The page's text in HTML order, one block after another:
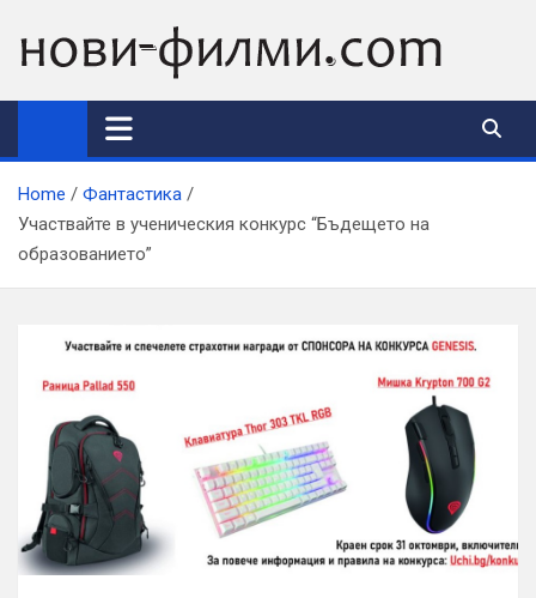
content
Home
Фантастика
Участвайте в ученическия конкурс “Бъдещето на
образованието”